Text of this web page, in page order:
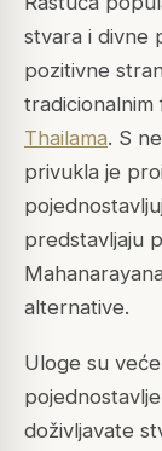
stvara i divne
pozitivne
tradicionalnim
Thailama. S
privukla je
predstavljaju
alternative.
Uloge su
doživljavate